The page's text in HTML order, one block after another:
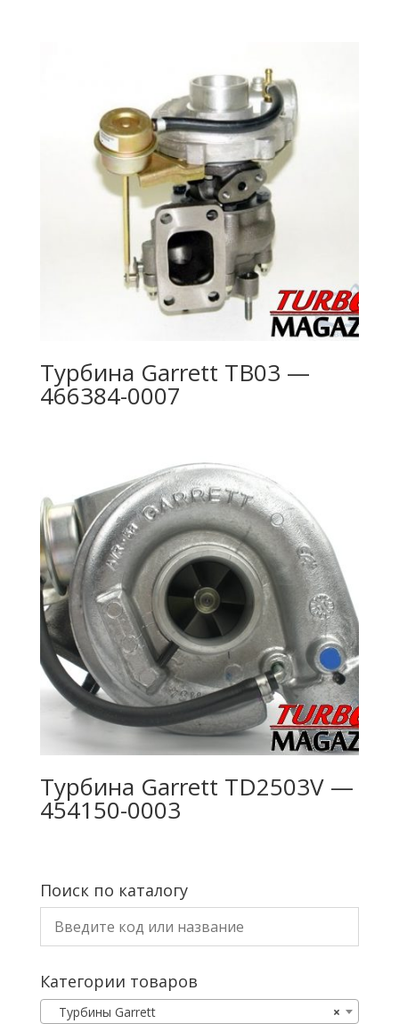
Турбина Garrett TB03 —
466384-0007
Турбина Garrett TD2503V —
454150-0003
Поиск по каталогу
Категории товаров
×
Турбины Garrett